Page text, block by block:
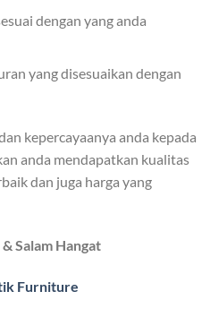
dengan yang anda
yang disesuaikan dengan
kepercayaanya anda kepada
anda mendapatkan kualitas
dan juga harga yang
Salam Hangat
Furniture